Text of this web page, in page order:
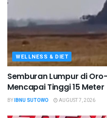
WELLNESS & DIET
Semburan Lumpur di
Mencapai Tinggi 15 Meter
BYIBNU SUTOWO AUGUST 7, 2026